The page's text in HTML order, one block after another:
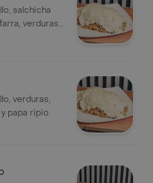
salchicha
verduras,
verduras,
papa ripio.